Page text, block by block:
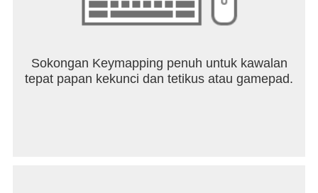
Sokongan Keymapping penuh untuk kawalan
tepat papan kekunci dan tetikus atau gamepad.